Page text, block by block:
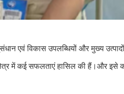
एवं विकास उपलब्धियों और मुख्य
में कई सफलताएं हासिल की हैं।और इसे